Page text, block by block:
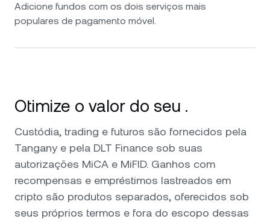
Adicione fundos com os dois serviços mais
populares de pagamento móvel.
Otimize o valor do seu .
Custódia, trading e futuros são fornecidos pela
Tangany e pela DLT Finance sob suas
autorizações MiCA e MiFID. Ganhos com
recompensas e empréstimos lastreados em
cripto são produtos separados, oferecidos sob
seus próprios termos e fora do escopo dessas